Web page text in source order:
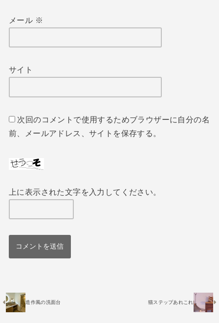
メール ※
サイト
次回のコメントで使用するためブラウザーに自分の名
前、メールアドレス、サイトを保存する。
上に表示された文字を入力してください。
造作風の洗面台 猫ステップあれこれ